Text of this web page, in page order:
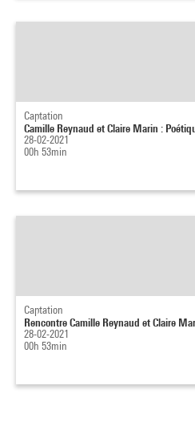
Captation
Camille Reynaud et Claire Marin :
28-02-2021
00h 53min
Captation
Rencontre Camille Reynaud et Claire
28-02-2021
00h 53min